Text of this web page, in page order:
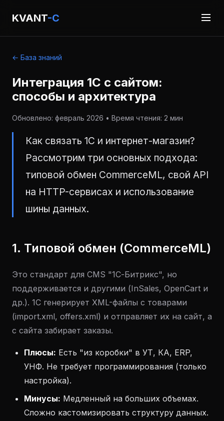
KVANT-C
← База знаний
Интеграция 1С с сайтом:
способы и архитектура
Обновлено: февраль 2026 • Время чтения: 2 мин
Как связать 1С и интернет-магазин?
Рассмотрим три основных подхода:
типовой обмен CommerceML, свой API
на HTTP-сервисах и использование
шины данных.
1. Типовой обмен (CommerceML)
Это стандарт для CMS "1С-Битрикс", но
поддерживается и другими (InSales, OpenCart и
др.). 1С генерирует XML-файлы с товарами
(import.xml, offers.xml) и отправляет их на сайт, а
с сайта забирает заказы.
Плюсы: Есть "из коробки" в УТ, КА, ERP,
УНФ. Не требует программирования (только
настройка).
Минусы: Медленный на больших объемах.
Сложно кастомизировать структуру данных.